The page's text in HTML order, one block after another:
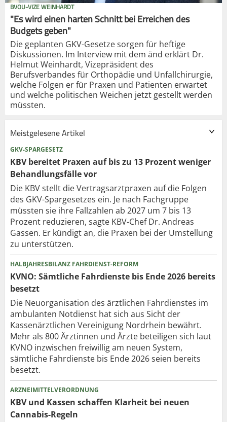
BVOU-VIZE WEINHARDT
"Es wird einen harten Schnitt bei Erreichen des
Budgets geben"
Die geplanten GKV-Gesetze sorgen für heftige
Diskussionen. Im Interview mit dem änd erklärt Dr.
Helmut Weinhardt, Vizepräsident des
Berufsverbandes für Orthopädie und Unfallchirurgie,
welche Folgen er für Praxen und Patienten erwartet
und welche politischen Weichen jetzt gestellt werden
müssten.
Meistgelesene Artikel
GKV-SPARGESETZ
KBV bereitet Praxen auf bis zu 13 Prozent weniger
Behandlungsfälle vor
Die KBV stellt die Vertragsarztpraxen auf die Folgen
des GKV-Spargesetzes ein. Je nach Fachgruppe
müssten sie ihre Fallzahlen ab 2027 um 7 bis 13
Prozent reduzieren, sagte KBV-Chef Dr. Andreas
Gassen. Er kündigt an, die Praxen bei der Umstellung
zu unterstützen.
HALBJAHRESBILANZ FAHRDIENST-REFORM
KVNO: Sämtliche Fahrdienste bis Ende 2026 bereits
besetzt
Die Neuorganisation des ärztlichen Fahrdienstes im
ambulanten Notdienst hat sich aus Sicht der
Kassenärztlichen Vereinigung Nordrhein bewährt.
Mehr als 800 Ärztinnen und Ärzte beteiligen sich laut
KVNO inzwischen freiwillig am neuen System,
sämtliche Fahrdienste bis Ende 2026 seien bereits
besetzt.
ARZNEIMITTELVERORDNUNG
KBV und Kassen schaffen Klarheit bei neuen
Cannabis-Regeln